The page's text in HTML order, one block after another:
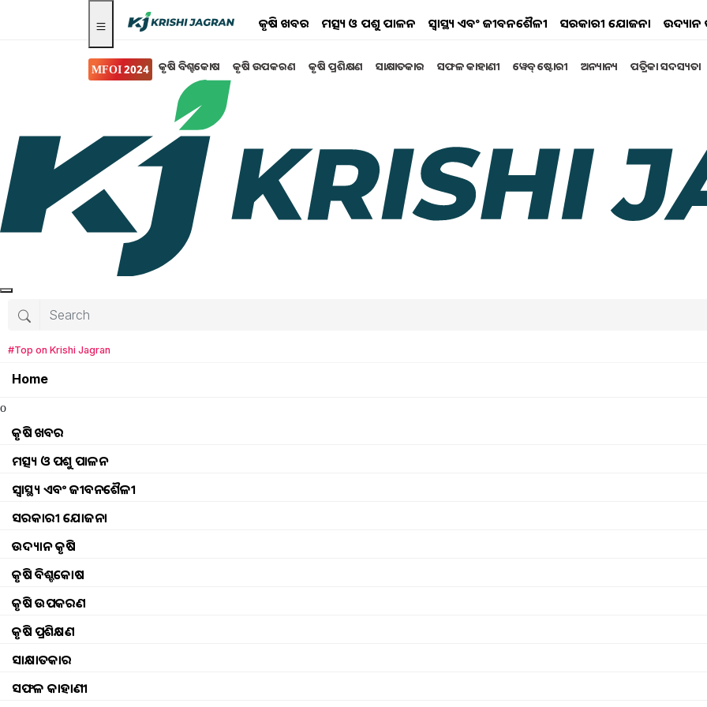
କୃଷି ଖବର ମତ୍ସ୍ୟ ଓ ପଶୁ ପାଳନ ସ୍ୱାସ୍ଥ୍ୟ ଏବଂ ଜୀବନଶୈଳୀ ସରକାରୀ ଯୋଜନା ଉଦ୍ୟାନ
MFOI 2024 କୃଷି ବିଶ୍ବକୋଷ କୃଷି ଉପକରଣ କୃଷି ପ୍ରଶିକ୍ଷଣ ସାକ୍ଷାତକାର ସଫଳ କାହାଣୀ ୱେବ୍ ଷ୍ଟୋରୀ ଅନ୍ୟାନ୍ୟ ପତ୍ରିକା ସଦସ୍ୟତା
#Top on Krishi Jagran
Home
o
କୃଷି ଖବର
ମତ୍ସ୍ୟ ଓ ପଶୁ ପାଳନ
ସ୍ୱାସ୍ଥ୍ୟ ଏବଂ ଜୀବନଶୈଳୀ
ସରକାରୀ ଯୋଜନା
ଉଦ୍ୟାନ କୃଷି
କୃଷି ବିଶ୍ବକୋଷ
କୃଷି ଉପକରଣ
କୃଷି ପ୍ରଶିକ୍ଷଣ
ସାକ୍ଷାତକାର
ସଫଳ କାହାଣୀ
ସରକାରୀ ସ୍କିମ
ବଢ଼ିଲା ପ୍ରଧାନମନ୍ତ୍ରୀ କୃଷି ସିଞ୍ଚାଇ ଯୋଜନାର ଅବଧି,
ଜାଣନ୍ତୁ କିପରି ଉଠାଇବେ ଲାଭ...
୧୫ ଡିସେମ୍ବର ୨୦୨୧ରେ ଆରମ୍ଭ ହୋଇଥିବା ପ୍ରଧାନମନ୍ତ୍ରୀ କୃଷି ସିଞ୍ଚାଇ ଯୋଜନାର ସମୟ ସୀମା କେନ୍ଦ୍ର କ୍ୟାବିନେଟ ଦ୍ୱାରା